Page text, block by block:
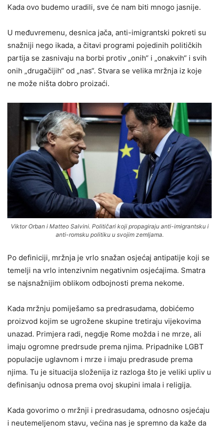
Kada ovo budemo uradili, sve će nam biti mnogo jasnije.
U međuvremenu, desnica jača, anti-imigrantski pokreti su
snažniji nego ikada, a čitavi programi pojedinih političkih
partija se zasnivaju na borbi protiv „onih“ i „onakvih“ i svih
onih „drugačijih“ od „nas“. Stvara se velika mržnja iz koje
ne može ništa dobro proizaći.
Viktor Orban i Matteo Salvini. Političari koji propagiraju anti-imigrantsku i
anti-romsku politiku u svojim zemljama.
Po definiciji, mržnja je vrlo snažan osjećaj antipatije koji se
temelji na vrlo intenzivnim negativnim osjećajima. Smatra
se najsnažnijim oblikom odbojnosti prema nekome.
Kada mržnju pomiješamo sa predrasudama, dobićemo
proizvod kojim se ugrožene skupine tretiraju vijekovima
unazad. Primjera radi, negdje Rome možda i ne mrze, ali
imaju ogromne predrsude prema njima. Pripadnike LGBT
populacije uglavnom i mrze i imaju predrasude prema
njima. Tu je situacija složenija iz razloga što je veliki upliv u
definisanju odnosa prema ovoj skupini imala i religija.
Kada govorimo o mržnji i predrasudama, odnosno osjećaju
i neutemeljenom stavu, većina nas je spremno da kaže da